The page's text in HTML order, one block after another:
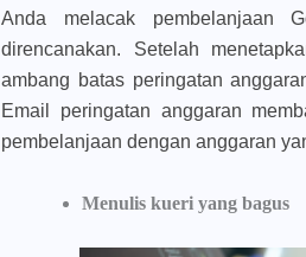
Anda melacak pembelanjaan
direncanakan. Setelah
ambang batas peringatan
Email peringatan anggaran
pembelanjaan dengan anggaran
Menulis kueri yang bagus